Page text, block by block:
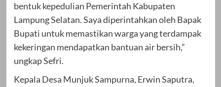
bentuk kepedulian Pemerintah Kabupaten
Lampung Selatan. Saya diperintahkan oleh Bapak
Bupati untuk memastikan warga yang terdampak
kekeringan mendapatkan bantuan air bersih,”
ungkap Sefri.
Kepala Desa Munjuk Sampurna, Erwin Saputra,